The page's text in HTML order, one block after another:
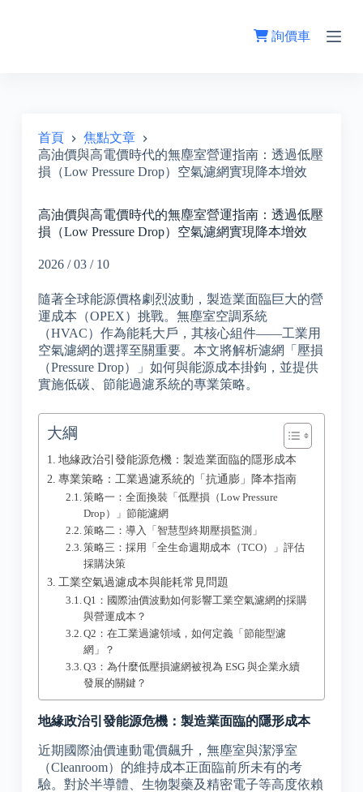
詢價車
首頁
焦點文章
高油價與高電價時代的無塵室營運指南：透過低壓
損（Low Pressure Drop）空氣濾網實現降本增效
高油價與高電價時代的無塵室營運指南：透過低壓
損（Low Pressure Drop）空氣濾網實現降本增效
2026 / 03 / 10
隨著全球能源價格劇烈波動，製造業面臨巨大的營
運成本（OPEX）挑戰。無塵室空調系統
（HVAC）作為能耗大戶，其核心組件——工業用
空氣濾網的選擇至關重要。本文將解析濾網「壓損
（Pressure Drop）」如何與能源成本掛鉤，並提供
實施低碳、節能過濾系統的專業策略。
大綱
地緣政治引發能源危機：製造業面臨的隱形成本
專業策略：工業過濾系統的「抗通膨」降本指南
策略一：全面換裝「低壓損（Low Pressure
Drop）」節能濾網
策略二：導入「智慧型終期壓損監測」
策略三：採用「全生命週期成本（TCO）」評估
採購決策
工業空氣過濾成本與能耗常見問題
Q1：國際油價波動如何影響工業空氣濾網的採購
與營運成本？
Q2：在工業過濾領域，如何定義「節能型濾
網」？
Q3：為什麼低壓損濾網被視為 ESG 與企業永續
發展的關鍵？
地緣政治引發能源危機：製造業面臨的隱形成本
近期國際油價連動電價飆升，無塵室與潔淨室
（Cleanroom）的維持成本正面臨前所未有的考
驗。對於半導體、生物製藥及精密電子等高度依賴